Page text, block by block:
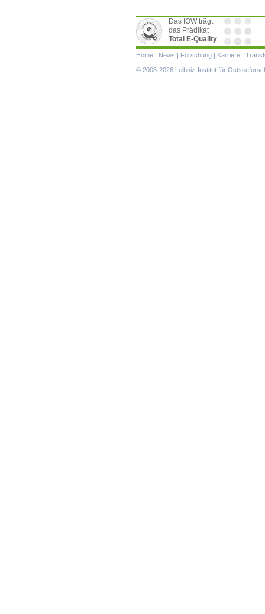
Das IOW trägt
das Prädikat
Total E-Quality
Navigation
überspringen
Home | News | Forschung | Karriere |
© 2008-2026 Leibniz-Institut für